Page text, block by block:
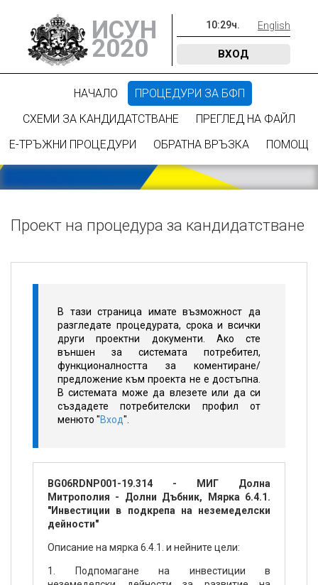
ИСУН
2020
10:29ч. English
ВХОД
НАЧАЛО
ПРОЦЕДУРИ ЗА БФП
СХЕМИ ЗА КАНДИДАТСТВАНЕ
ПРЕГЛЕД НА ФАЙЛ
Е-ТРЪЖНИ ПРОЦЕДУРИ
ОБРАТНА ВРЪЗКА ПОМОЩ
Проект на процедура за кандидатстване
В тази страница имате възможност да
разгледате процедурата, срока и всички
други проектни документи. Ако сте
външен за системата потребител,
функционалността за коментиране/
предложение към проекта не е достъпна.
В системата може да влезете или да си
създадете потребителски профил от
менюто "Вход".
BG06RDNP001-19.314 - МИГ Долна
Митрополия - Долни Дъбник, Мярка 6.4.1.
"Инвестиции в подкрепа на неземеделски
дейности"
Описание на мярка 6.4.1. и нейните цели:
1. Подпомагане на инвестиции в